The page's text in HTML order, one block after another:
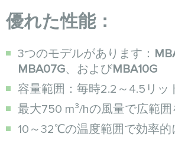
優れた性能：
3つのモデルがあります：
MBA07G、およびMBA10G
容量範囲：毎時2.2～4.5リッ
最大750 m³/hの風量で広範
10～32℃の温度範囲で効率的